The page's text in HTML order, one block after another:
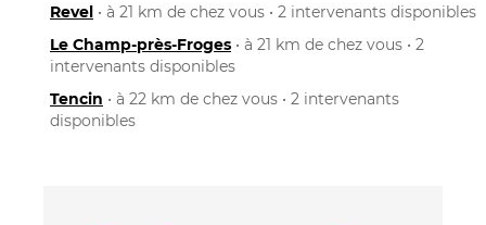
Revel • à 21 km de chez vous • 2 intervenants disponibles
Le Champ-près-Froges • à 21 km de chez vous • 2
intervenants disponibles
Tencin • à 22 km de chez vous • 2 intervenants
disponibles